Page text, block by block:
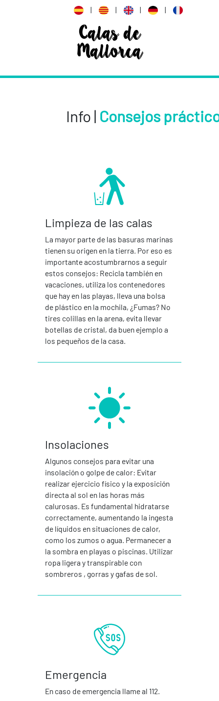
| | | |
Calas de
Mallorca
Info | Consejos
Limpieza de las calas
La mayor parte de las basuras marinas
tienen su origen en la tierra. Por eso es
importante acostumbrarnos a seguir
estos consejos: Recicla también en
vacaciones, utiliza los contenedores
que hay en las playas, lleva una bolsa
de plástico en la mochila, ¿Fumas? No
tires colillas en la arena, evita llevar
botellas de cristal, da buen ejemplo a
los pequeños de la casa.
Insolaciones
Algunos consejos para evitar una
insolación o golpe de calor: Evitar
realizar ejercicio físico y la exposición
directa al sol en las horas más
calurosas. Es fundamental hidratarse
correctamente, aumentando la ingesta
de líquidos en situaciones de calor,
como los zumos o agua. Permanecer a
la sombra en playas o piscinas. Utilizar
ropa ligera y transpirable con
sombreros , gorras y gafas de sol.
Emergencia
En caso de emergencia llame al 112.